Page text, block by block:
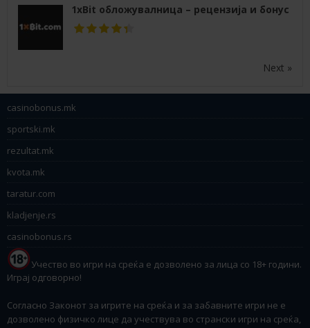
1xBit обложувалница – рецензија и бонус
Next »
casinobonus.mk
sportski.mk
rezultat.mk
kvota.mk
taratur.com
kladjenje.rs
casinobonus.rs
Учество во игри на среќа е дозволено за лица со 18+ години.
Играј одговорно!
Согласно Законот за игрите на среќа и за забавните игри не е
дозволено физичко лице да учествува во странски игри на среќа,